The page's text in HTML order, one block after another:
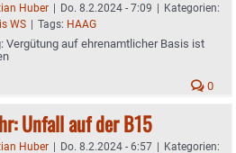
Huber | Do. 8.2.2024 - 7:09 | Kategorien:
WS | Tags: HAAG
Vergütung auf ehrenamtlicher Basis ist
0
Unfall auf der B15
Huber | Do. 8.2.2024 - 6:57 | Kategorien: